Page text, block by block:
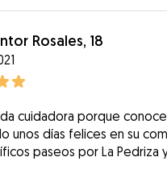
Rosales, 18
cuidadora porque
unos días felices en su
paseos por La Pedriza